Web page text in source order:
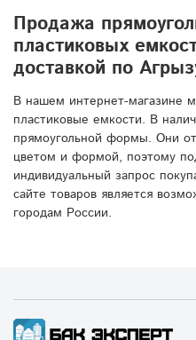
Продажа
пластиковых
доставкой по
В нашем интернет-магазине
пластиковые емкости. В
прямоугольной формы. Они
цветом и формой, поэтому
индивидуальный запрос
сайте товаров является
городам России.